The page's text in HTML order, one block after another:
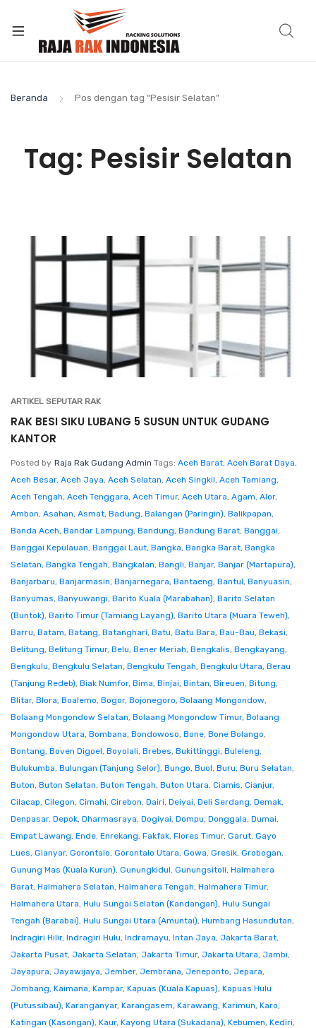
Beranda Pos dengan tag “Pesisir Selatan”
Tag: Pesisir Selatan
ARTIKEL SEPUTAR RAK
RAK BESI SIKU LUBANG 5 SUSUN UNTUK GUDANG
KANTOR
Posted by Raja Rak Gudang Admin Tags: Aceh Barat, Aceh Barat Daya,
Aceh Besar, Aceh Jaya, Aceh Selatan, Aceh Singkil, Aceh Tamiang,
Aceh Tengah, Aceh Tenggara, Aceh Timur, Aceh Utara, Agam, Alor,
Ambon, Asahan, Asmat, Badung, Balangan (Paringin), Balikpapan,
Banda Aceh, Bandar Lampung, Bandung, Bandung Barat, Banggai,
Banggai Kepulauan, Banggai Laut, Bangka, Bangka Barat, Bangka
Selatan, Bangka Tengah, Bangkalan, Bangli, Banjar, Banjar (Martapura),
Banjarbaru, Banjarmasin, Banjarnegara, Bantaeng, Bantul, Banyuasin,
Banyumas, Banyuwangi, Barito Kuala (Marabahan), Barito Selatan
(Buntok), Barito Timur (Tamiang Layang), Barito Utara (Muara Teweh),
Barru, Batam, Batang, Batanghari, Batu, Batu Bara, Bau-Bau, Bekasi,
Belitung, Belitung Timur, Belu, Bener Meriah, Bengkalis, Bengkayang,
Bengkulu, Bengkulu Selatan, Bengkulu Tengah, Bengkulu Utara, Berau
(Tanjung Redeb), Biak Numfor, Bima, Binjai, Bintan, Bireuen, Bitung,
Blitar, Blora, Boalemo, Bogor, Bojonegoro, Bolaang Mongondow,
Bolaang Mongondow Selatan, Bolaang Mongondow Timur, Bolaang
Mongondow Utara, Bombana, Bondowoso, Bone, Bone Bolango,
Bontang, Boven Digoel, Boyolali, Brebes, Bukittinggi, Buleleng,
Bulukumba, Bulungan (Tanjung Selor), Bungo, Buol, Buru, Buru Selatan,
Buton, Buton Selatan, Buton Tengah, Buton Utara, Ciamis, Cianjur,
Cilacap, Cilegon, Cimahi, Cirebon, Dairi, Deiyai, Deli Serdang, Demak,
Denpasar, Depok, Dharmasraya, Dogiyai, Dompu, Donggala, Dumai,
Empat Lawang, Ende, Enrekang, Fakfak, Flores Timur, Garut, Gayo
Lues, Gianyar, Gorontalo, Gorontalo Utara, Gowa, Gresik, Grobogan,
Gunung Mas (Kuala Kurun), Gunungkidul, Gunungsitoli, Halmahera
Barat, Halmahera Selatan, Halmahera Tengah, Halmahera Timur,
Halmahera Utara, Hulu Sungai Selatan (Kandangan), Hulu Sungai
Tengah (Barabai), Hulu Sungai Utara (Amuntai), Humbang Hasundutan,
Indragiri Hilir, Indragiri Hulu, Indramayu, Intan Jaya, Jakarta Barat,
Jakarta Pusat, Jakarta Selatan, Jakarta Timur, Jakarta Utara, Jambi,
Jayapura, Jayawijaya, Jember, Jembrana, Jeneponto, Jepara,
Jombang, Kaimana, Kampar, Kapuas (Kuala Kapuas), Kapuas Hulu
(Putussibau), Karanganyar, Karangasem, Karawang, Karimun, Karo,
Katingan (Kasongan), Kaur, Kayong Utara (Sukadana), Kebumen, Kediri,